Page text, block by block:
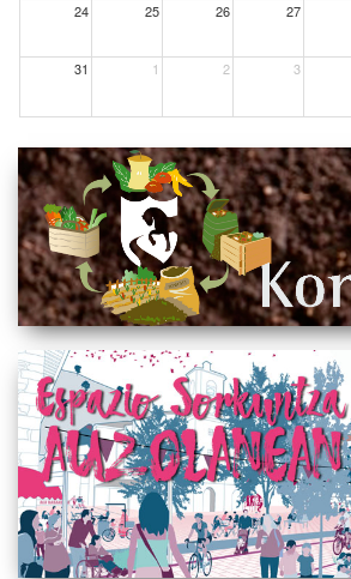
24 25 26 27
31 1 2 3